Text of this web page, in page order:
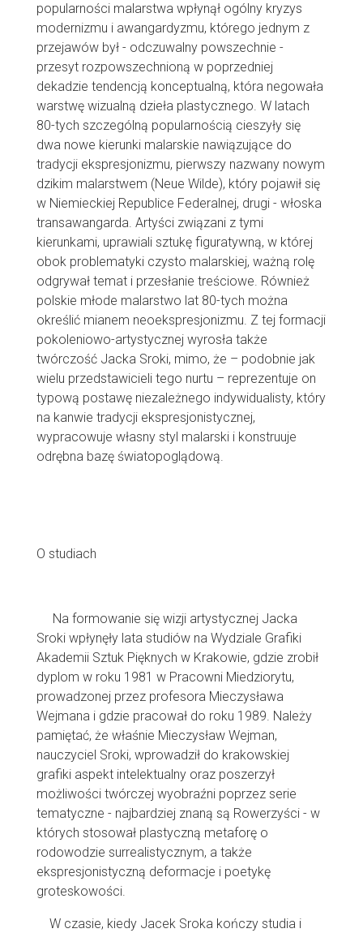
popularności malarstwa wpłynął ogólny kryzys
modernizmu i awangardyzmu, którego jednym z
przejawów był - odczuwalny powszechnie -
przesyt rozpowszechnioną w poprzedniej
dekadzie tendencją konceptualną, która negowała
warstwę wizualną dzieła plastycznego. W latach
80-tych szczególną popularnością cieszyły się
dwa nowe kierunki malarskie nawiązujące do
tradycji ekspresjonizmu, pierwszy nazwany nowym
dzikim malarstwem (Neue Wilde), który pojawił się
w Niemieckiej Republice Federalnej, drugi - włoska
transawangarda. Artyści związani z tymi
kierunkami, uprawiali sztukę figuratywną, w której
obok problematyki czysto malarskiej, ważną rolę
odgrywał temat i przesłanie treściowe. Również
polskie młode malarstwo lat 80-tych można
określić mianem neoekspresjonizmu. Z tej formacji
pokoleniowo-artystycznej wyrosła także
twórczość Jacka Sroki, mimo, że – podobnie jak
wielu przedstawicieli tego nurtu – reprezentuje on
typową postawę niezależnego indywidualisty, który
na kanwie tradycji ekspresjonistycznej,
wypracowuje własny styl malarski i konstruuje
odrębna bazę światopoglądową.
O studiach
Na formowanie się wizji artystycznej Jacka
Sroki wpłynęły lata studiów na Wydziale Grafiki
Akademii Sztuk Pięknych w Krakowie, gdzie zrobił
dyplom w roku 1981 w Pracowni Miedziorytu,
prowadzonej przez profesora Mieczysława
Wejmana i gdzie pracował do roku 1989. Należy
pamiętać, że właśnie Mieczysław Wejman,
nauczyciel Sroki, wprowadził do krakowskiej
grafiki aspekt intelektualny oraz poszerzył
możliwości twórczej wyobraźni poprzez serie
tematyczne - najbardziej znaną są Rowerzyści - w
których stosował plastyczną metaforę o
rodowodzie surrealistycznym, a także
ekspresjonistyczną deformacje i poetykę
groteskowości.
W czasie, kiedy Jacek Sroka kończy studia i